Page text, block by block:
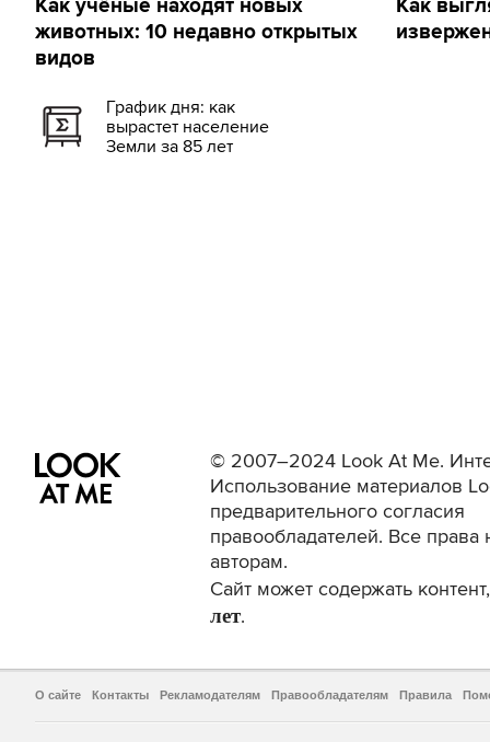
Как учёные находят новых
животных: 10 недавно открытых
видов
График дня: как
вырастет население
Земли за 85 лет
Как
© 2007–2024 Look At Me.
Использование материалов
предварительного согласия
правообладателей. Все права
авторам.
Сайт может содержать
лет.
О сайте Контакты Рекламодателям Правообладателям Правила